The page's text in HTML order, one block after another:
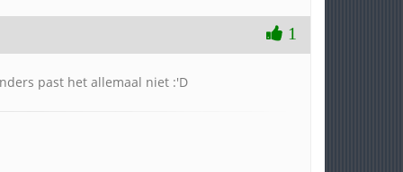
1
past het allemaal niet :'D